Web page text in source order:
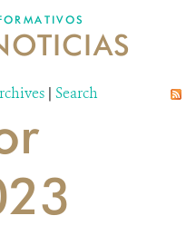
| Search